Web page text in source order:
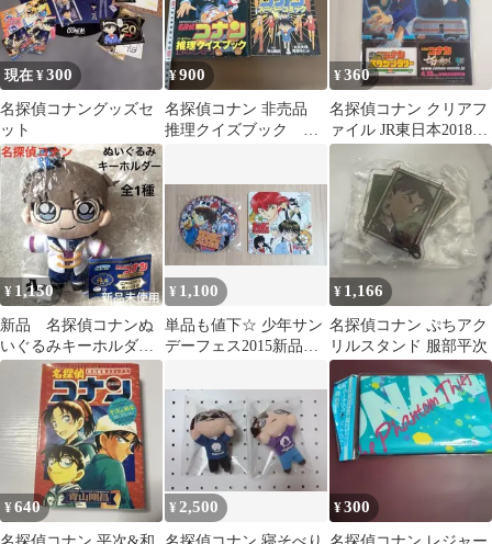
現在 ¥300
名探偵コナングッズセ
ット
¥900
名探偵コナン 非売品
推理クイズブック マ
¥360
名探偵コナン クリアフ
ァイル JR東日本2018年
スタンプラリー ノベル
ティ
¥ 1,150
新品 名探偵コナンぬ
いぐるみキーホルダー
江戸川コナンSEGA 当
時物アニメグッズ
¥ 1,100
単品も値下☆ 少年サン
デーフェス2015新品缶
コースター
¥ 1,166
名探偵コナン ぷちアク
リルスタンド 服部平次
¥640 ¥ 2,500 ¥300